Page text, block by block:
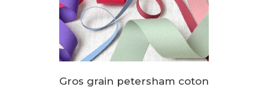
Gros grain petersham coton